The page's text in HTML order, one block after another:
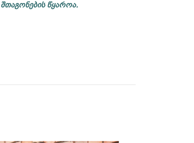
შთაგონების წყაროა.